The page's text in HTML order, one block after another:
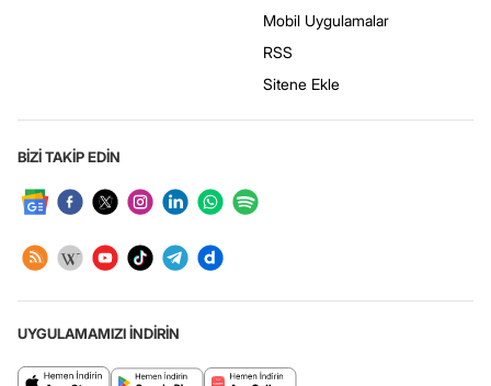
Mobil Uygulamalar
RSS
Sitene Ekle
BİZİ TAKİP EDİN
UYGULAMAMIZI İNDİRİN